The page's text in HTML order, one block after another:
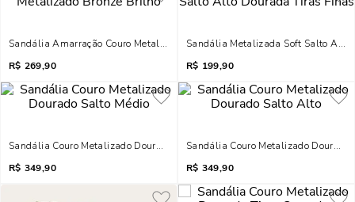
Sandália Amarração Couro Metalizado Bronze Brilho
R$ 269,90
Sandália Metalizada Soft Salto Alto
R$ 199,90
Sandália Couro Metalizado Dourado Salto Médio
R$ 349,90
Sandália Couro Metalizado Dourado
R$ 349,90